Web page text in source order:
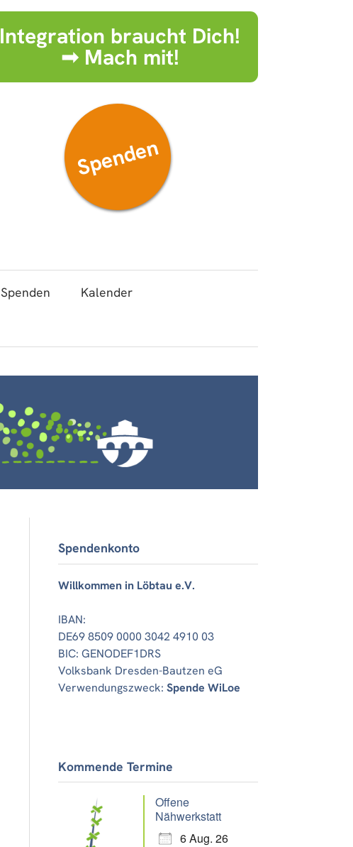
Integration braucht Dich!
➟ Mach mit!
Spenden
Spenden
Kalender
Spendenkonto
Willkommen in Löbtau e.V.
IBAN:
DE69 8509 0000 3042 4910 03
BIC: GENODEF1DRS
Volksbank Dresden-Bautzen eG
Verwendungszweck:Spende WiLoe
Kommende Termine
Offene
Nähwerkstatt
6 Aug. 26